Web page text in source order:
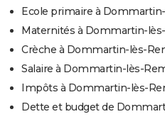
Ecole primaire à
Maternités à Dommartin-
Crèche à Dommartin-lès-
Salaire à Dommartin-lès-
Impôts à Dommartin-lès-
Dette et budget de